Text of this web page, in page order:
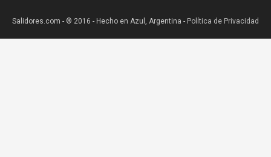
Salidores.com - ® 2016 - Hecho en Azul, Argentina - Política de Privacidad